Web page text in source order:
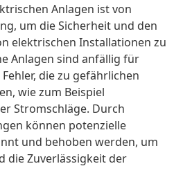
Anlagen ist von
um die Sicherheit und den
elektrischen Installationen zu
Anlagen sind anfällig für
die zu gefährlichen
wie zum Beispiel
Stromschläge. Durch
können potenzielle
und behoben werden, um
die Zuverlässigkeit der